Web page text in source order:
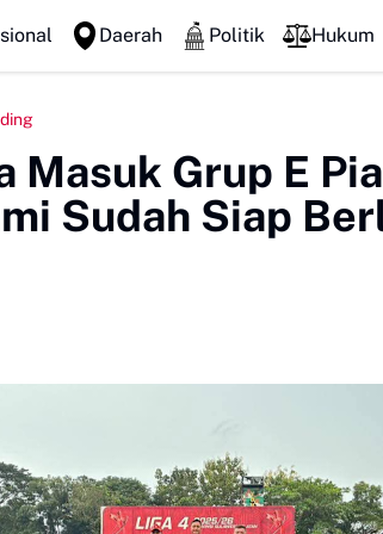
LPM
Daerah Politik Hukum
Masuk Grup E
Sudah Siap